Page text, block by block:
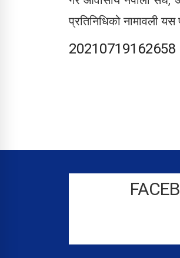
प्रतिनिधिको नामावली
20210719162658